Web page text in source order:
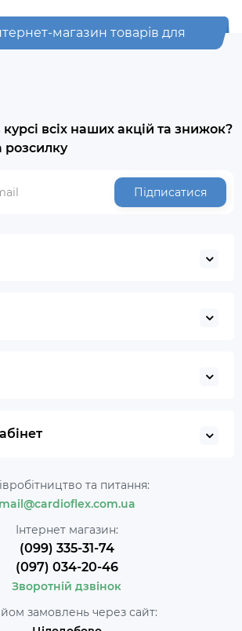
магазин товарів для
всіх наших акцій та знижок?
розсилку
Підписатися
та питання:
mail@cardioflex.com.ua
Інтернет магазин:
(099) 335-31-74
(097) 034-20-46
Зворотній дзвінок
замовлень через сайт: